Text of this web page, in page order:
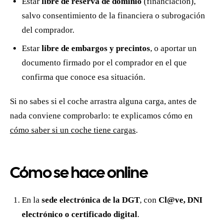
salvo consentimiento de la financiera o subrogación
del comprador.
Estar libre de embargos y precintos, o aportar un
documento firmado por el comprador en el que
confirma que conoce esa situación.
Si no sabes si el coche arrastra alguna carga, antes de
nada conviene comprobarlo: te explicamos cómo en
cómo saber si un coche tiene cargas.
Cómo se hace online
En la sede electrónica de la DGT, con Cl@ve, DNI
electrónico o certificado digital.